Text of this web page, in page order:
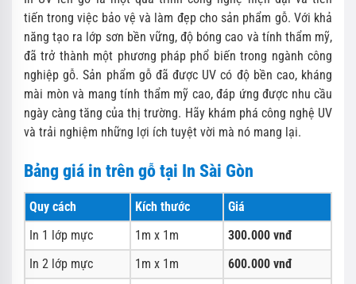
tiến trong việc bảo vệ và làm đẹp cho sản phẩm gỗ. Với khả
năng tạo ra lớp sơn bền vững, độ bóng cao và tính thẩm mỹ,
đã trở thành một phương pháp phổ biến trong ngành công
nghiệp gỗ. Sản phẩm gỗ đã được UV có độ bền cao, kháng
mài mòn và mang tính thẩm mỹ cao, đáp ứng được nhu cầu
ngày càng tăng của thị trường. Hãy khám phá công nghệ UV
và trải nghiệm những lợi ích tuyệt vời mà nó mang lại.
Bảng giá in trên gỗ tại In Sài Gòn
Quy cách Kích thước
Giá
In 1 lớp mực
1m x 1m
300.000 vnđ
In 2 lớp mực
1m x 1m
600.000 vnđ